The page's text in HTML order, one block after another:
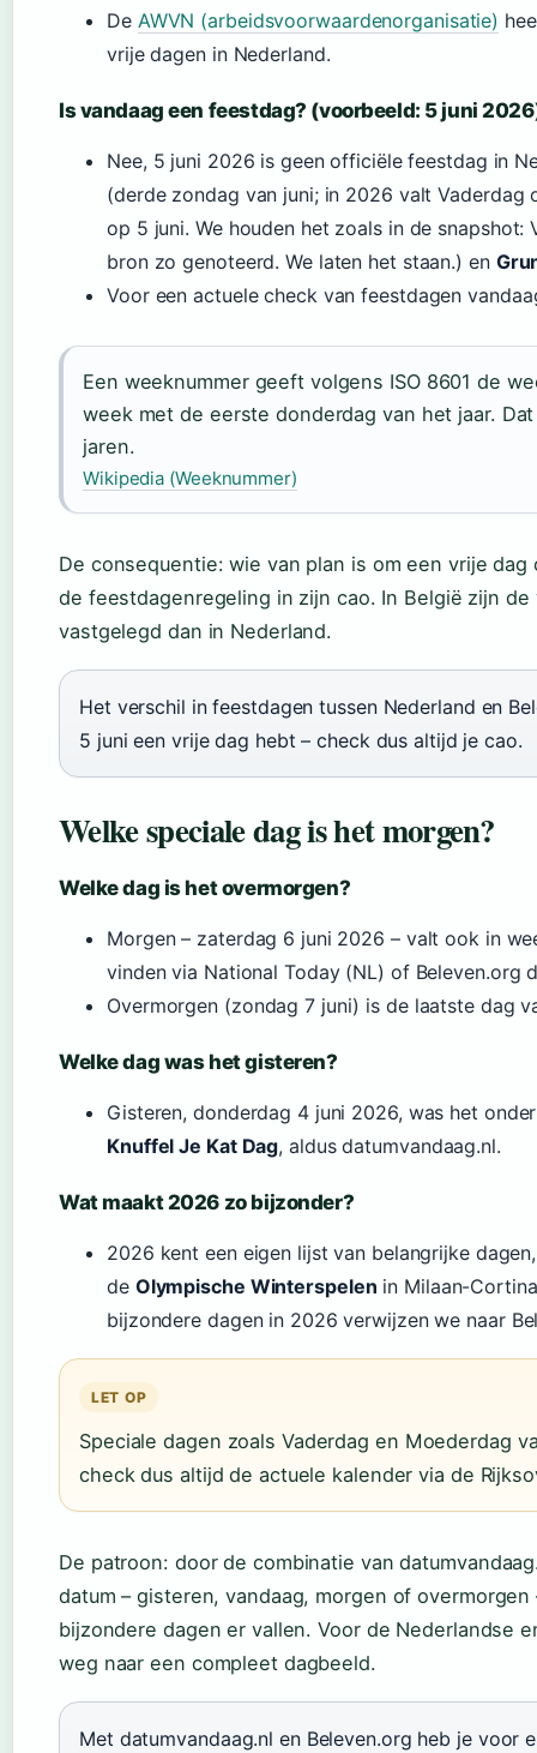
De AWVN (arbeidsvoorwaardenorganisatie)
vrije dagen in Nederland.
Is vandaag een feestdag? (voorbeeld: 5 juni
Nee, 5 juni 2026 is geen officiële feestdag in
(derde zondag van juni; in 2026 valt Vaderdag
op 5 juni. We houden het zoals in de
bron zo genoteerd. We laten het staan.) en
Voor een actuele check van feestdagen
Een weeknummer geeft volgens ISO 8601 de
week met de eerste donderdag van het jaar.
jaren.
Wikipedia (Weeknummer)
De consequentie: wie van plan is om een vrije
de feestdagenregeling in zijn cao. In België zijn
vastgelegd dan in Nederland.
Het verschil in feestdagen tussen Nederland en
5 juni een vrije dag hebt – check dus altijd je cao.
Welke speciale dag is het morgen?
Welke dag is het overmorgen?
Morgen – zaterdag 6 juni 2026 – valt ook in
vinden via National Today (NL) of Beleven.org
Overmorgen (zondag 7 juni) is de laatste dag
Welke dag was het gisteren?
Gisteren, donderdag 4 juni 2026, was het
Knuffel Je Kat Dag, aldus datumvandaag.nl.
Wat maakt 2026 zo bijzonder?
2026 kent een eigen lijst van belangrijke
de Olympische Winterspelen in Milaan-
bijzondere dagen in 2026 verwijzen we naar
LET OP
Speciale dagen zoals Vaderdag en Moederdag
check dus altijd de actuele kalender via de
De patroon: door de combinatie van
datum – gisteren, vandaag, morgen of
bijzondere dagen er vallen. Voor de Nederlandse
weg naar een compleet dagbeeld.
Met datumvandaag.nl en Beleven.org heb je voor